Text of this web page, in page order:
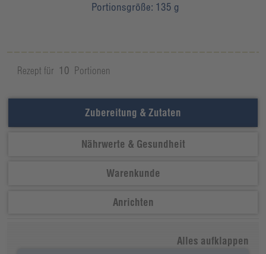
Portionsgröße: 135 g
Rezept für 10 Portionen
Zubereitung & Zutaten
Nährwerte & Gesundheit
Warenkunde
Anrichten
Alles aufklappen